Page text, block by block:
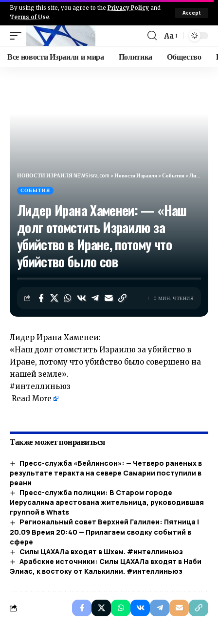
By using this site, you agree to the Privacy Policy and
Terms of Use.
Accept
Aa
Все новости Израиля и мира Политика Общество
НОВОСТИ ИЗРАИЛЯ NEWSisra.com >Новости Израиля>События>Лидер Ирана Хаменеи: — «Наш долг отомстить Израилю за убийство в Иране, потому что убийство было сов
СОБЫТИЯ
Лидер Ирана Хаменеи: — «Наш
долг отомстить Израилю за
убийство в Иране, потому что
убийство было сов
0 МИН. ЧТЕНИЯ
Лидер Ирана Хаменеи:
«Наш долг отомстить Израилю за убийство в
Иране, потому что убийство было совершено на
нашей земле».
#интеллиньюз
Read More
Также может понравиться
Пресс-служба «Бейлинсон»: — Четверо раненых в
результате теракта на севере Самарии поступили в
реани
Пресс-служба полиции: В Старом городе
Иерусалима арестована жительница, руководившая
группой в Whats
Региональный совет Верхней Галилеи: Пятница |
20.09 Время 20:40 — Прилагаем сводку событий в
сфере
Силы ЦАХАЛа входят в Шхем. #интеллиньюз
Арабские источники: Силы ЦАХАЛа входят в Наби
Элиас, к востоку от Калькилии. #интеллиньюз